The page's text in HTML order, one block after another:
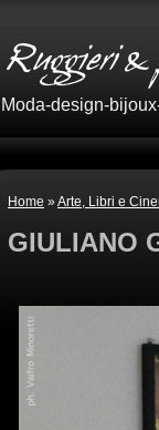
design-
Home »Arte, Libri e
GIULIANO